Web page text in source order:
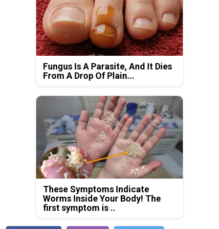
Fungus Is A Parasite, And It Dies
From A Drop Of Plain...
These Symptoms Indicate
Worms Inside Your Body! The
first symptom is ..